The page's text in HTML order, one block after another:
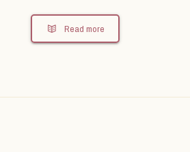
Read more